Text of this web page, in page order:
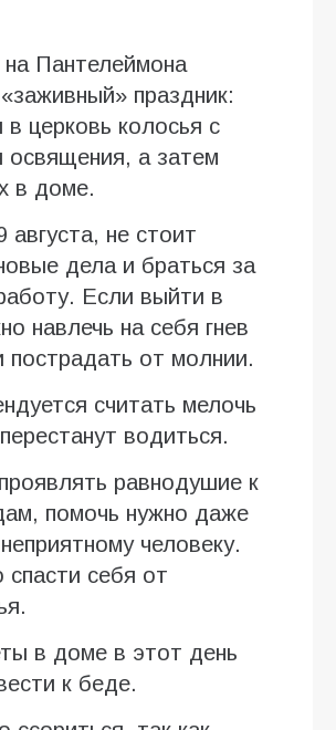
на Пантелеймона
праздник:
в церковь колосья с
освящения, а затем
в доме.
августа, не стоит
дела и браться за
Если выйти в
навлечь на себя гнев
пострадать от молнии.
считать мелочь
водиться.
равнодушие к
помочь нужно даже
человеку.
спасти себя от
в доме в этот день
к беде.